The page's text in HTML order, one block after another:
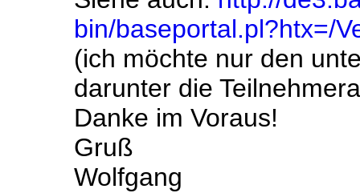
bin/baseportal.pl?htx=/
(ich möchte nur den
darunter die
Danke im Voraus!
Gruß
Wolfgang